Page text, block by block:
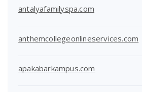
antalyafamilyspa.com
anthemcollegeonlineservices.com
apakabarkampus.com